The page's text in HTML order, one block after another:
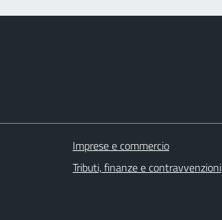
Imprese e commercio
Tributi, finanze e contravvenzioni